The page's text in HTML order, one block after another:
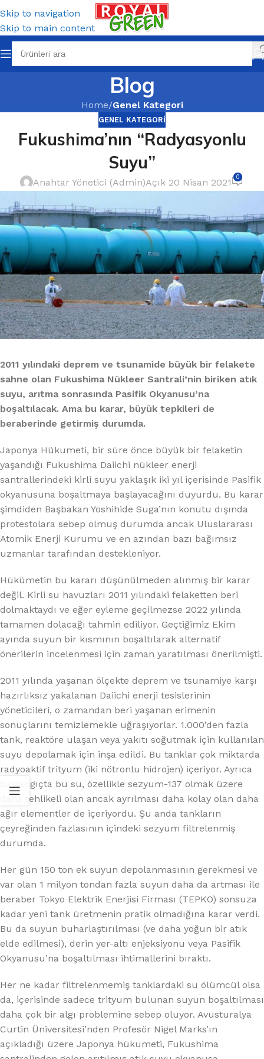
Skip to navigation
Skip to main content
Blog
Home/Genel Kategori
GENEL KATEGORI
Fukushima’nın “Radyasyonlu
Suyu”
Anahtar Yönetici (Admin)Açık 20 Nisan 2021 0
2011 yılındaki deprem ve tsunamide büyük bir felakete
sahne olan Fukushima Nükleer Santrali’nin biriken atık
suyu, arıtma sonrasında Pasifik Okyanusu’na
boşaltılacak. Ama bu karar, büyük tepkileri de
beraberinde getirmiş durumda.
Japonya Hükumeti, bir süre önce büyük bir felaketin
yaşandığı Fukushima Daiichi nükleer enerji
santrallerindeki kirli suyu yaklaşık iki yıl içerisinde Pasifik
okyanusuna boşaltmaya başlayacağını duyurdu. Bu karar
şimdiden Başbakan Yoshihide Suga’nın konutu dışında
protestolara sebep olmuş durumda ancak Uluslararası
Atomik Enerji Kurumu ve en azından bazı bağımsız
uzmanlar tarafından destekleniyor.
Hükümetin bu kararı düşünülmeden alınmış bir karar
değil. Kirli su havuzları 2011 yılındaki felaketten beri
dolmaktaydı ve eğer eyleme geçilmezse 2022 yılında
tamamen dolacağı tahmin ediliyor. Geçtiğimiz Ekim
ayında suyun bir kısmının boşaltılarak alternatif
önerilerin incelenmesi için zaman yaratılması önerilmişti.
2011 yılında yaşanan ölçekte deprem ve tsunamiye karşı
hazırlıksız yakalanan Daiichi enerji tesislerinin
yöneticileri, o zamandan beri yaşanan erimenin
sonuçlarını temizlemekle uğraşıyorlar. 1.000’den fazla
tank, reaktöre ulaşan veya yakıtı soğutmak için kullanılan
suyu depolamak için inşa edildi. Bu tanklar çok miktarda
radyoaktif trityum (iki nötronlu hidrojen) içeriyor. Ayrıca
başlangıçta bu su, özellikle sezyum-137 olmak üzere
daha tehlikeli olan ancak ayrılması daha kolay olan daha
ağır elementler de içeriyordu. Şu anda tankların
çeyreğinden fazlasının içindeki sezyum filtrelenmiş
durumda.
Her gün 150 ton ek suyun depolanmasının gerekmesi ve
var olan 1 milyon tondan fazla suyun daha da artması ile
beraber Tokyo Elektrik Enerjisi Firması (TEPKO) sonsuza
kadar yeni tank üretmenin pratik olmadığına karar verdi.
Bu da suyun buharlaştırılması (ve daha yoğun bir atık
elde edilmesi), derin yer-altı enjeksiyonu veya Pasifik
Okyanusu’na boşaltılması ihtimallerini bıraktı.
Her ne kadar filtrelenmemiş tanklardaki su ölümcül olsa
da, içerisinde sadece trityum bulunan suyun boşaltılması
daha çok bir algı problemine sebep oluyor. Avusturalya
Curtin Üniversitesi’nden Profesör Nigel Marks’ın
açıkladığı üzere Japonya hükumeti, Fukushima